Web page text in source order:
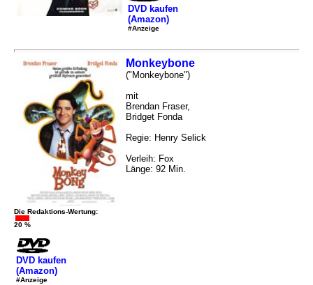
DVD kaufen
(Amazon)
#Anzeige
Monkeybone
("Monkeybone")
mit
Brendan Fraser,
Bridget Fonda
Regie: Henry Selick
Verleih: Fox
Länge: 92 Min.
Die Redaktions-Wertung:
20 %
DVD kaufen
(Amazon)
#Anzeige